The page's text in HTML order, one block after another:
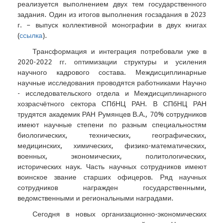
реализуется выполнением двух тем государственного
задания. Один из итогов выполнения госзадания в 2023
г. – выпуск коллективной монографии в двух книгах
(ссылка).
Трансформация и интеграция потребовали уже в
2020-2022 гг. оптимизации структуры и усиления
научного кадрового состава. Междисциплинарные
научные исследования проводятся работниками Научно
- исследовательского отдела и Междисциплинарного
хозрасчётного сектора СПбНЦ РАН. В СПбНЦ РАН
трудятся академик РАН Румянцев В.А., 70% сотрудников
имеют научные степени по разным специальностям
биологических, технических, географических,
медицинских, химических, физико-математических,
военных, экономических, политологических,
исторических наук. Часть научных сотрудников имеют
воинское звание старших офицеров. Ряд научных
сотрудников награжден государственными,
ведомственными и региональными наградами.
Сегодня в новых организационно-экономических